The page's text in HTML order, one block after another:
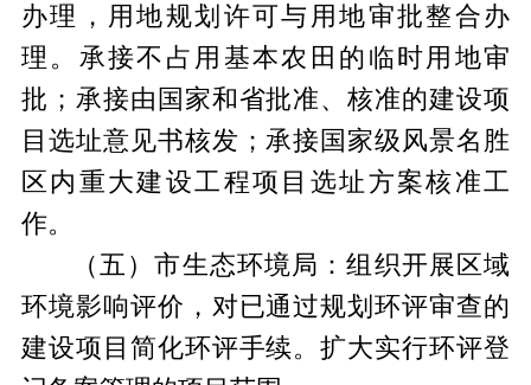
办理，用地规划许可与用地审批整合办
理。 承接不占用基本农田的临时用地审
批 ；承接由 国家和省批准、核准的建设项
目选址意见书核发 ；承接 国家级风景名胜
区内重大建设工程项目选址方案核准工
作。
（ 五 ）市生态环境局 ：组织开展区域
环境影响评价，对已通过规划环评审查的
建设项目简化环评手续。扩大实行环评登